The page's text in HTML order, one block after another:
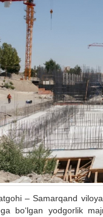
– Samarqand
bo‘lgan yodgorlik